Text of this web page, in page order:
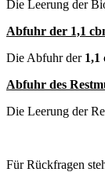
Die Leerung der
Abfuhr der 1,1
Die Abfuhr der 1,1
Abfuhr des
Die Leerung der
Für Rückfragen